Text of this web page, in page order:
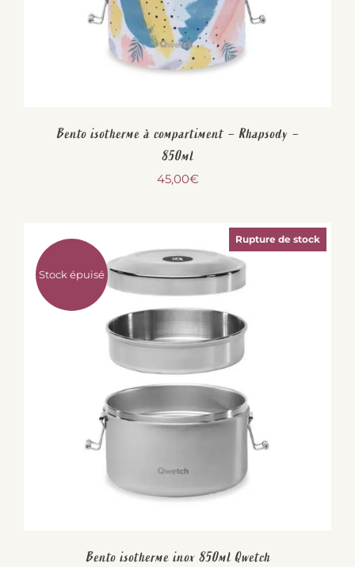
Bento isotherme à compartiment – Rhapsody –
850ml
45,00€
Stock épuisé
Rupture de stock
Bento isotherme inox 850ml Qwetch